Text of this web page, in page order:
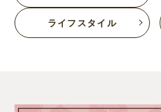
ライフスタイル